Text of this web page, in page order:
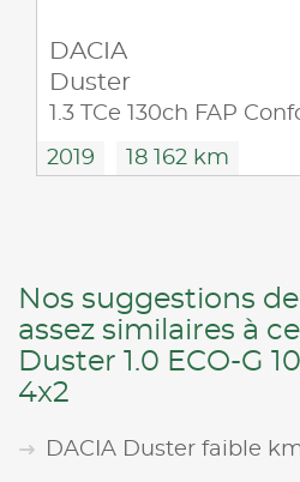
DACIA
Duster
1.3 TCe 130ch FAP
2019 18 162 km
Nos suggestions
assez similaires à
Duster 1.0 ECO-G
4x2
DACIA Duster faible